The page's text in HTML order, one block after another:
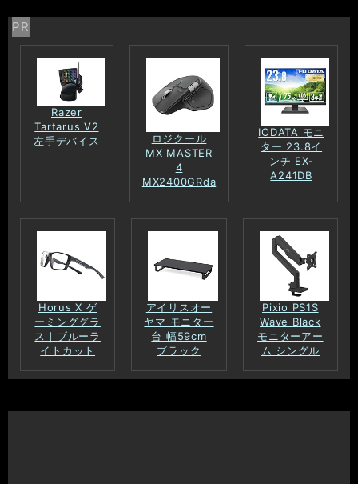
PR
Razer
Tartarus V2
左手デバイス
ロジクール
MX MASTER
4
MX2400GRda
IODATA モニ
ター 23.8イ
ンチ EX-
A241DB
Horus X ゲ
ーミンググラ
ス｜ブルーラ
イトカット
アイリスオー
ヤマ モニター
台 幅59cm
ブラック
Pixio PS1S
Wave Black
モニターアー
ム シングル